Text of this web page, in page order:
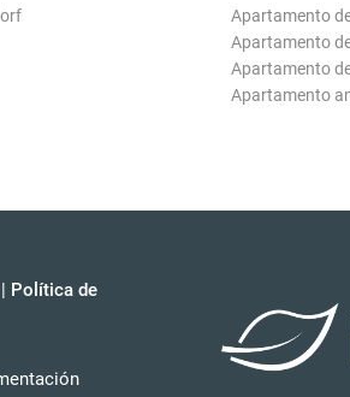
Apartamento
Apartamento
Apartamento
Apartamento
| Política de